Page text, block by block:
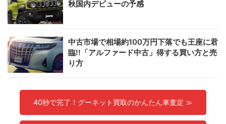
秋国内デビューの予感
中古市場で相場約100万円下落でも王座に君
臨!!「アルファード中古」得する買い方と売
り方
40秒で完了！グーネット買取のかんたん車査定 ≫